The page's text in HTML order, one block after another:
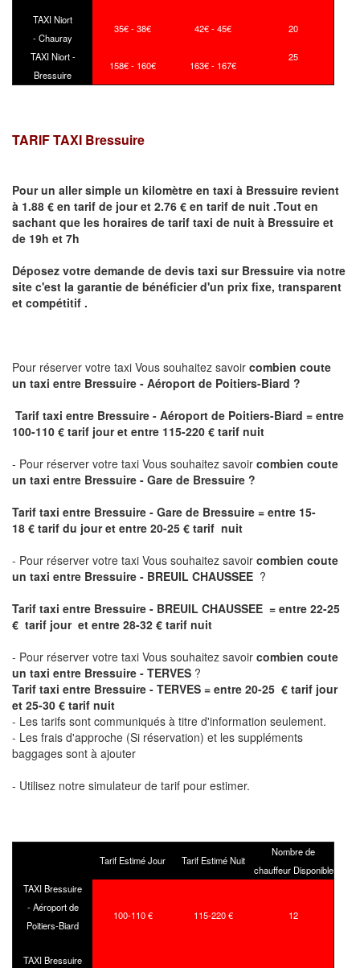
TAXI Niort
- Chauray
35€ - 38€ 42€ - 45€ 20
TAXI Niort -
Bressuire
158€ - 160€ 163€ - 167€
25
TARIF TAXI Bressuire
Pour un aller simple un kilomètre en taxi à Bressuire revient
à 1.88 € en tarif de jour et 2.76 € en tarif de nuit .Tout en
sachant que les horaires de tarif taxi de nuit à Bressuire et
de 19h et 7h
Déposez votre demande de devis taxi sur Bressuire via notre
site c'est la garantie de bénéficier d'un prix fixe, transparent
et compétitif .
Pour réserver votre taxi Vous souhaitez savoir combien coute
un taxi entre Bressuire - Aéroport de Poitiers-Biard ?
Tarif taxi entre Bressuire - Aéroport de Poitiers-Biard = entre
100-110 € tarif jour et entre 115-220 € tarif nuit
- Pour réserver votre taxi Vous souhaitez savoir combien coute
un taxi entre Bressuire - Gare de Bressuire ?
Tarif taxi entre Bressuire - Gare de Bressuire = entre 15-
18 € tarif du jour et entre 20-25 € tarif nuit
- Pour réserver votre taxi Vous souhaitez savoir combien coute
un taxi entre Bressuire - BREUIL CHAUSSEE ?
Tarif taxi entre Bressuire - BREUIL CHAUSSEE = entre 22-25
€ tarif jour et entre 28-32 € tarif nuit
- Pour réserver votre taxi Vous souhaitez savoir combien coute
un taxi entre Bressuire - TERVES ?
Tarif taxi entre Bressuire - TERVES = entre 20-25 € tarif jour
et 25-30 € tarif nuit
- Les tarifs sont communiqués à titre d'information seulement.
- Les frais d'approche (Si réservation) et les suppléments
baggages sont à ajouter
- Utilisez notre simulateur de tarif pour estimer.
Tarif Estimé Jour Tarif Estimé Nuit
Nombre de
chauffeur Disponible
TAXI Bressuire
- Aéroport de
Poitiers-Biard
100-110 € 115-220 € 12
TAXI Bressuire